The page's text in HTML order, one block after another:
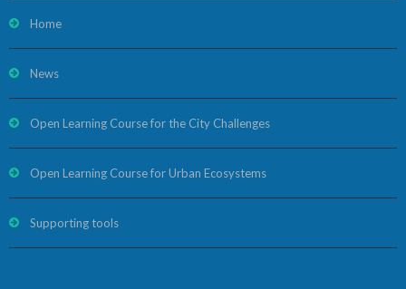
Home
News
Open Learning Course for the City Challenges
Open Learning Course for Urban Ecosystems
Supporting tools